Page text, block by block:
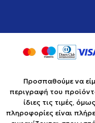
Προσπαθούμε να
περιγραφή του
ίδιες τις τιμές,
πληροφορίες είναι